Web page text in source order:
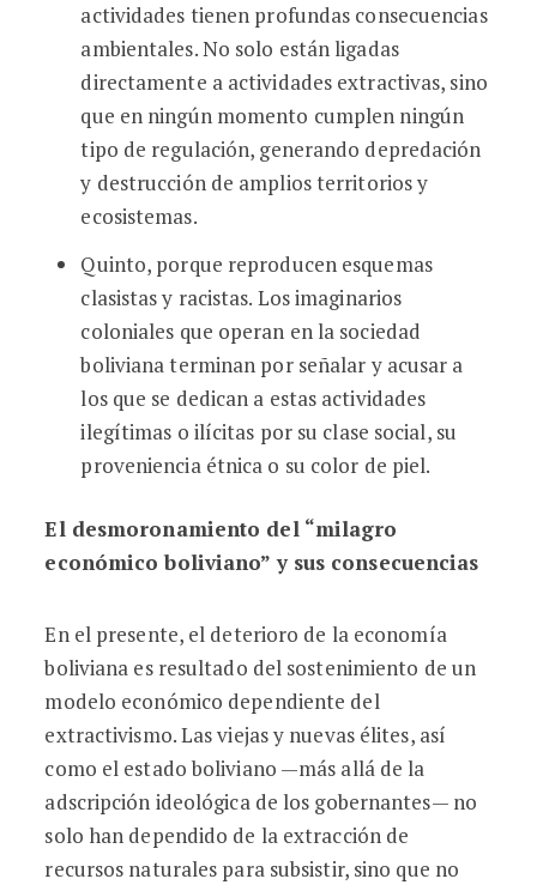
actividades tienen profundas consecuencias
ambientales. No solo están ligadas
directamente a actividades extractivas, sino
que en ningún momento cumplen ningún
tipo de regulación, generando depredación
y destrucción de amplios territorios y
ecosistemas.
Quinto, porque reproducen esquemas
clasistas y racistas. Los imaginarios
coloniales que operan en la sociedad
boliviana terminan por señalar y acusar a
los que se dedican a estas actividades
ilegítimas o ilícitas por su clase social, su
proveniencia étnica o su color de piel.
El desmoronamiento del “milagro
económico boliviano” y sus consecuencias
En el presente, el deterioro de la economía
boliviana es resultado del sostenimiento de un
modelo económico dependiente del
extractivismo. Las viejas y nuevas élites, así
como el estado boliviano —más allá de la
adscripción ideológica de los gobernantes— no
solo han dependido de la extracción de
recursos naturales para subsistir, sino que no